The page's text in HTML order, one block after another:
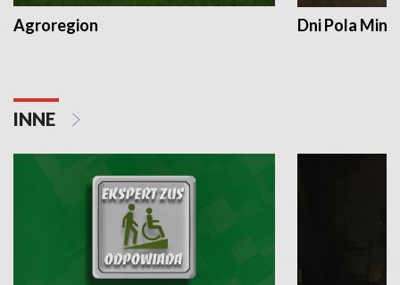
Agroregion Dni Pola
INNE